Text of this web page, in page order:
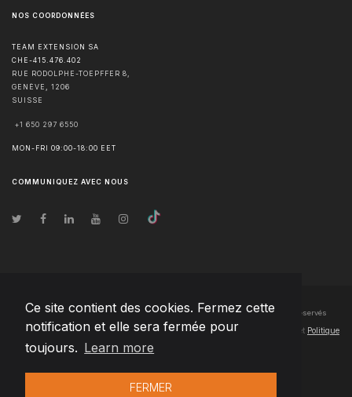
Ce site contient des cookies. Fermez cette
notification et elle sera fermée pour
toujours. Learn more
FERMER
NOS COORDONNÉES
TEAM EXTENSION SA
CHE-415.476.402
RUE RODOLPHE-TOEPFFER 8,
GENÈVE
1206
SUISSE
+1 650 297 6550
MON-FRI 09:00-18:00 EET
COMMUNIQUEZ AVEC NOUS
© Droits d'auteur2026 Team Extension SA France- Tous les droits sont réservés
Changelog● En utilisant ce site, vous acceptez nos Conditions d'utilisation et Politique
de confidentialité